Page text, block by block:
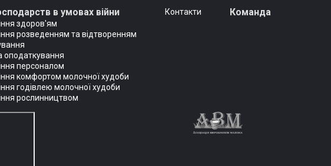
в умовах війни
здоров'ям
розведенням та відтворенням
оподаткування
персоналом
комфортом молочної худоби
годівлею молочної худоби
рослинництвом
Контакти Команда